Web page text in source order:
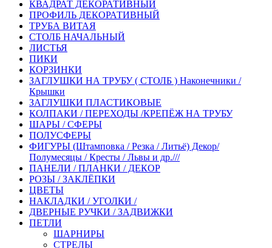
КВАДРАТ ДЕКОРАТИВНЫЙ
ПРОФИЛЬ ДЕКОРАТИВНЫЙ
ТРУБА ВИТАЯ
СТОЛБ НАЧАЛЬНЫЙ
ЛИСТЬЯ
ПИКИ
КОРЗИНКИ
ЗАГЛУШКИ НА ТРУБУ ( СТОЛБ ) Наконечники /
Крышки
ЗАГЛУШКИ ПЛАСТИКОВЫЕ
КОЛПАКИ / ПЕРЕХОДЫ /КРЕПЁЖ НА ТРУБУ
ШАРЫ / СФЕРЫ
ПОЛУСФЕРЫ
ФИГУРЫ (Штамповка / Резка / Литьё) Декор/
Полумесяцы / Кресты / Львы и др.///
ПАНЕЛИ / ПЛАНКИ / ДЕКОР
РОЗЫ / ЗАКЛЁПКИ
ЦВЕТЫ
НАКЛАДКИ / УГОЛКИ /
ДВЕРНЫЕ РУЧКИ / ЗАДВИЖКИ
ПЕТЛИ
ШАРНИРЫ
СТРЕЛЫ